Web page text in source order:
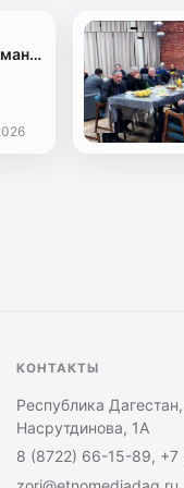
к
КОНТАКТЫ
Республика
Насрутдинова, 1А
8 (8722) 66-15-89,